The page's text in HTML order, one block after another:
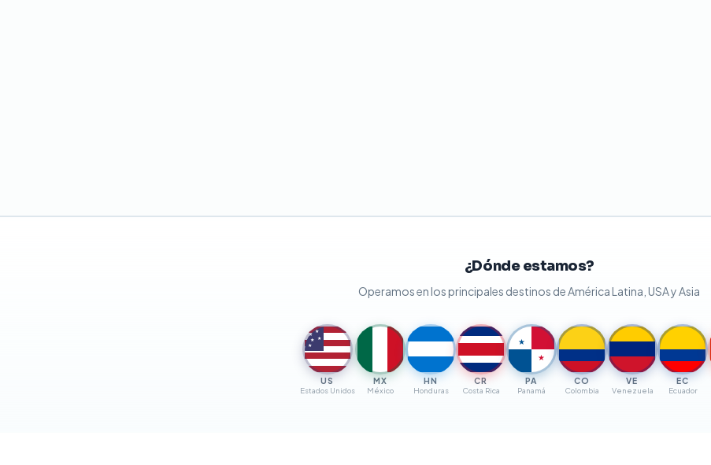
¿Dónde estamos?
Operamos en los principales destinos de América Latina, USA y Asia
★ ★
★
★
★
US
Estados Unidos
MX
México
HN
Honduras
CR
Costa Rica
★
★
PA
Panamá
CO
Colombia
VE
Venezuela
EC
Ecuador